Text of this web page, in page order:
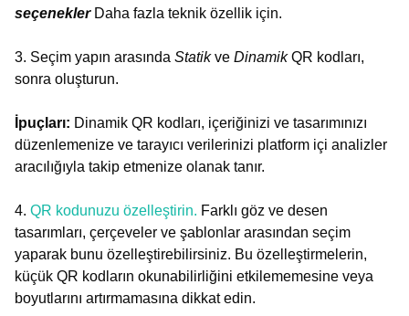
seçenekler Daha fazla teknik özellik için.
3. Seçim yapın arasında Statikve DinamikQR kodları,
sonra oluşturun.
İpuçları: Dinamik QR kodları, içeriğinizi ve tasarımınızı
düzenlemenize ve tarayıcı verilerinizi platform içi analizler
aracılığıyla takip etmenize olanak tanır.
4. QR kodunuzu özelleştirin. Farklı göz ve desen
tasarımları, çerçeveler ve şablonlar arasından seçim
yaparak bunu özelleştirebilirsiniz. Bu özelleştirmelerin,
küçük QR kodların okunabilirliğini etkilememesine veya
boyutlarını artırmamasına dikkat edin.